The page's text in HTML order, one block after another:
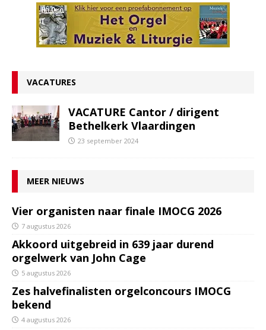
VACATURES
VACATURE Cantor / dirigent
Bethelkerk Vlaardingen
23 september 2024
MEER NIEUWS
Vier organisten naar finale IMOCG 2026
7 augustus 2026
Akkoord uitgebreid in 639 jaar durend
orgelwerk van John Cage
5 augustus 2026
Zes halvefinalisten orgelconcours IMOCG
bekend
4 augustus 2026